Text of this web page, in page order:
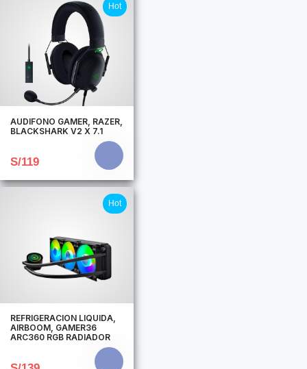
Hot
AUDIFONO GAMER, RAZER,
BLACKSHARK V2 X 7.1
S/119
Hot
REFRIGERACION LIQUIDA,
AIRBOOM, GAMER36
ARC360 RGB RADIADOR